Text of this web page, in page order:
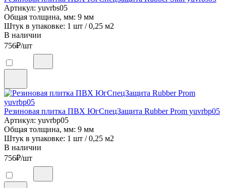
Артикул: yuvrbs05
Общая толщина, мм: 9 мм
Штук в упаковке: 1 шт / 0,25 м2
В наличии
756₽/шт
Резиновая плитка ПВХ ЮгСпецЗащита Rubber Prom yuvrbp05
Артикул: yuvrbp05
Общая толщина, мм: 9 мм
Штук в упаковке: 1 шт / 0,25 м2
В наличии
756₽/шт